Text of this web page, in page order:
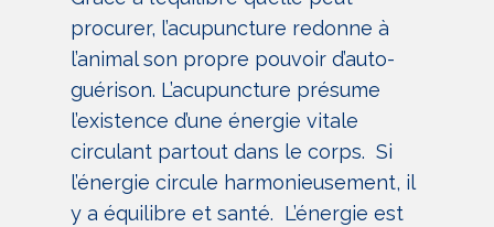
procurer, l’acupuncture redonne à
l’animal son propre pouvoir d’auto-
guérison. L’acupuncture présume
l’existence d’une énergie vitale
circulant partout dans le corps. Si
l’énergie circule harmonieusement, il
y a équilibre et santé. L’énergie est